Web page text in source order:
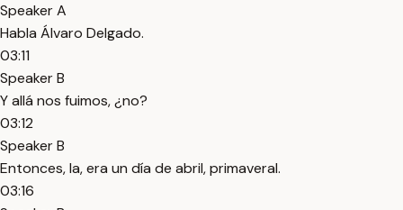
Speaker A
Habla Álvaro Delgado.
03:11
Speaker B
Y allá nos fuimos, ¿no?
03:12
Speaker B
Entonces, la, era un día de abril, primaveral.
03:16